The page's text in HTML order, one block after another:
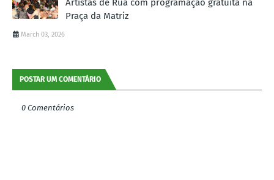
Artistas de Rua com programação gratuita na
Praça da Matriz
March 03, 2026
POSTAR UM COMENTÁRIO
0 Comentários